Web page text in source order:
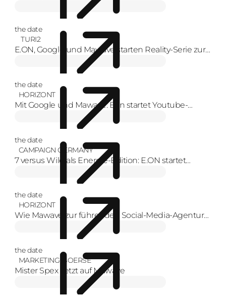
the date
TURI2
E.ON, Google und Mawave starten Reality-Serie zur
the date
HORIZONT
Mit Google und Mawave: Eon startet Youtube-
Format zur Energiewende mit Creators
the date
CAMPAIGN GERMANY
7 versus Wild als Energie-Edition: E.ON startet
the date
HORIZONT
Wie Mawave zur führenden Social-Media-Agentur
the date
MARKETING-BOERSE
Mister Spex setzt auf Mawave